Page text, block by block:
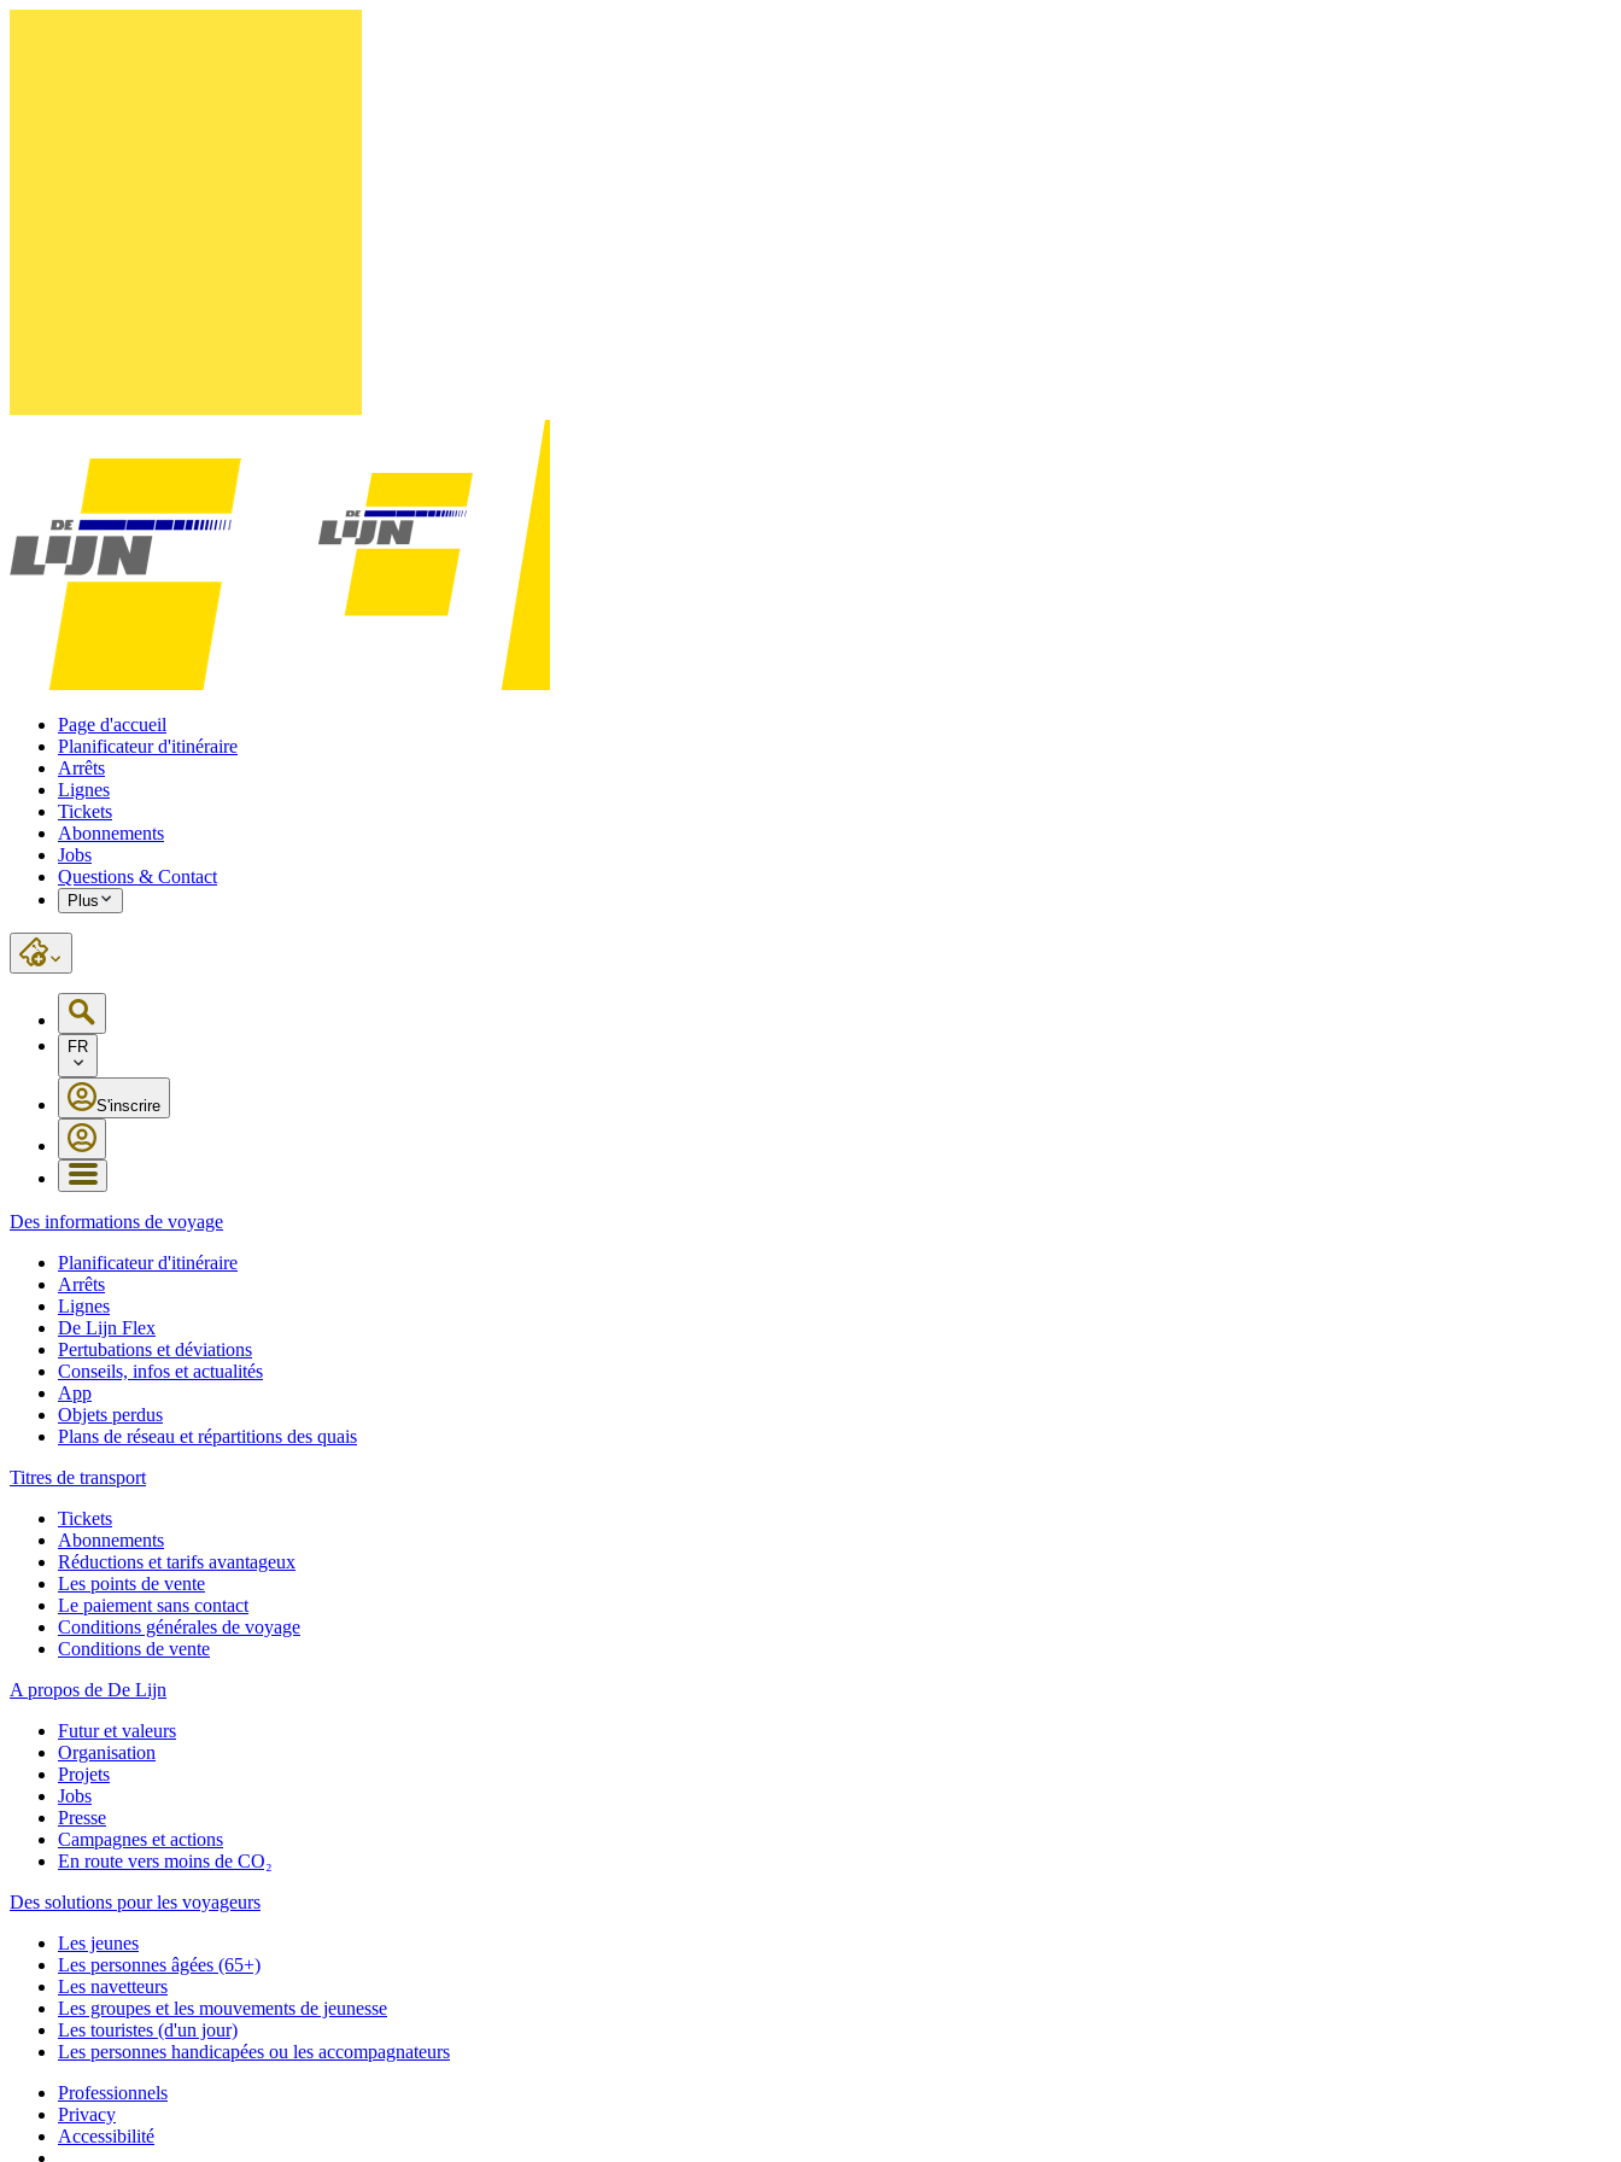
Page d'accueil
Planificateur d'itinéraire
Arrêts
Lignes
Tickets
Abonnements
Jobs
Questions & Contact
Plus
FR
S'inscrire
Des informations de voyage
Planificateur d'itinéraire
Arrêts
Lignes
De Lijn Flex
Pertubations et déviations
Conseils, infos et actualités
App
Objets perdus
Plans de réseau et répartitions des quais
Titres de transport
Tickets
Abonnements
Réductions et tarifs avantageux
Les points de vente
Le paiement sans contact
Conditions générales de voyage
Conditions de vente
A propos de De Lijn
Futur et valeurs
Organisation
Projets
Jobs
Presse
Campagnes et actions
En route vers moins de CO₂
Des solutions pour les voyageurs
Les jeunes
Les personnes âgées (65+)
Les navetteurs
Les groupes et les mouvements de jeunesse
Les touristes (d'un jour)
Les personnes handicapées ou les accompagnateurs
Professionnels
Privacy
Accessibilité